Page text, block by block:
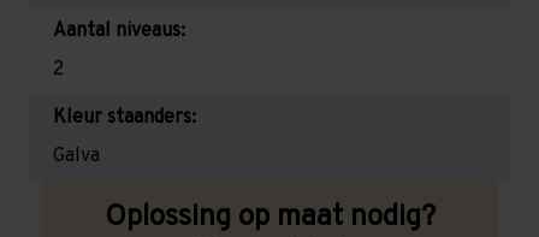
Aantal niveaus:
2
Kleur staanders:
Galva
Oplossing op maat nodig?